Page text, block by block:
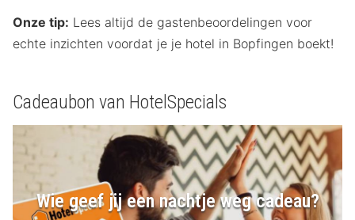
Onze tip: Lees altijd de gastenbeoordelingen voor
echte inzichten voordat je je hotel in Bopfingen boekt!
Cadeaubon van HotelSpecials
Wie geef jij een nachtje weg cadeau?